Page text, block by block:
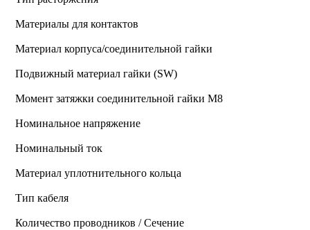
Материалы для контактов
Материал корпуса/соединительной гайки
Подвижный материал гайки (SW)
Момент затяжки соединительной гайки M8
Номинальное напряжение
Номинальный ток
Материал уплотнительного кольца
Тип кабеля
Количество проводников / Сечение